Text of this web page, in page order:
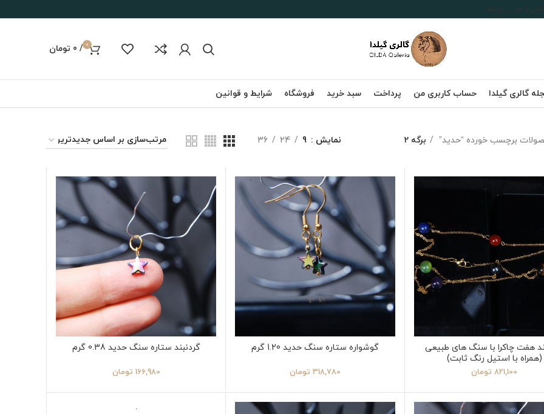
با ما برندها
0
/
0 تومان
گالری گیلدا حساب کاربری من پرداخت سبد خرید فروشگاه شرایط و قوانین
برچسب خورده “حدید” برگه 2 نمایش 9
24
36
هفت چاکرا با سنگ های طبیعی
(همراه با استیل رنگ ثابت)
821,100 تومان
گوشواره ستاره سنگ حدید 1.20 گرم
318,780 تومان
گردنبند ستاره سنگ حدید 0.38 گرم
166,980 تومان